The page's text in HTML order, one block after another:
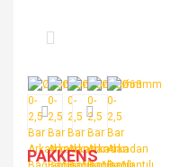
PAKKENS